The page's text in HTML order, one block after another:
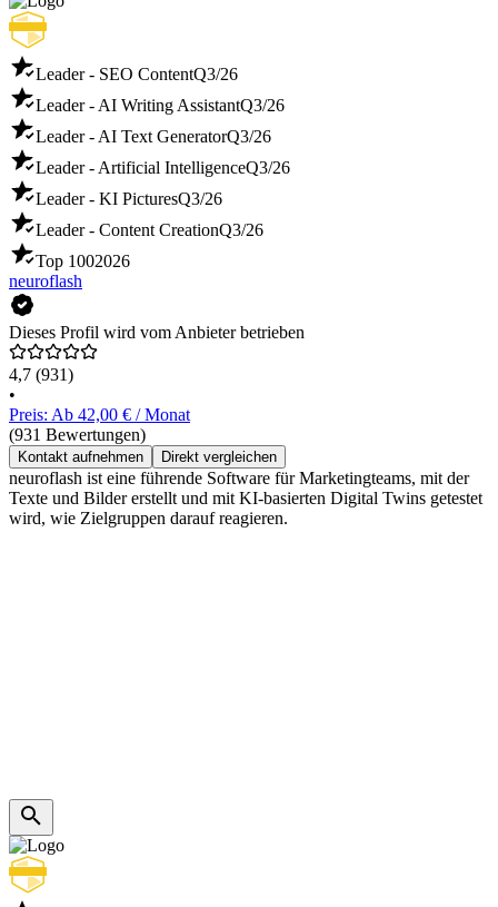
Leader - SEO ContentQ3/26
Leader - AI Writing AssistantQ3/26
Leader - AI Text GeneratorQ3/26
Leader - Artificial IntelligenceQ3/26
Leader - KI PicturesQ3/26
Leader - Content CreationQ3/26
Top 1002026
neuroflash
Dieses Profil wird vom Anbieter betrieben
4,7 (931)
•
Preis: Ab 42,00 € / Monat
(931 Bewertungen)
Kontakt aufnehmen Direkt vergleichen
neuroflash ist eine führende Software für Marketingteams, mit der
Texte und Bilder erstellt und mit KI-basierten Digital Twins getestet
wird, wie Zielgruppen darauf reagieren.